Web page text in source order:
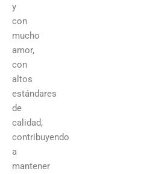
y
con
mucho
amor,
con
altos
estándares
de
calidad,
contribuyendo
a
mantener